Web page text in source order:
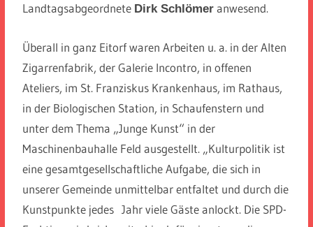
Landtagsabgeordnete Dirk Schlömer anwesend.
Überall in ganz Eitorf waren Arbeiten u. a. in der Alten
Zigarrenfabrik, der Galerie Incontro, in offenen
Ateliers, im St. Franziskus Krankenhaus, im Rathaus,
in der Biologischen Station, in Schaufenstern und
unter dem Thema „Junge Kunst“ in der
Maschinenbauhalle Feld ausgestellt. „Kulturpolitik ist
eine gesamtgesellschaftliche Aufgabe, die sich in
unserer Gemeinde unmittelbar entfaltet und durch die
Kunstpunkte jedes Jahr viele Gäste anlockt. Die SPD-